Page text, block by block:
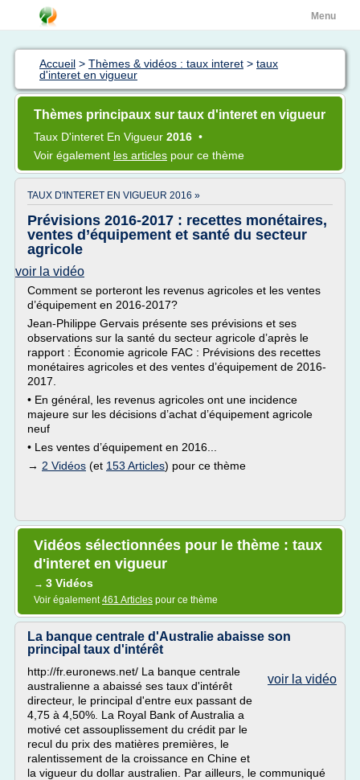
Menu
Accueil > Thèmes & vidéos : taux interet > taux
d'interet en vigueur
Thèmes principaux sur taux d'interet en vigueur
Taux D'interet En Vigueur 2016 •
Voir également les articles pour ce thème
TAUX D'INTERET EN VIGUEUR 2016 »
Prévisions 2016-2017 : recettes monétaires,
ventes d’équipement et santé du secteur
agricole
voir la vidéo
Comment se porteront les revenus agricoles et les ventes
d’équipement en 2016-2017?
Jean-Philippe Gervais présente ses prévisions et ses
observations sur la santé du secteur agricole d’après le
rapport : Économie agricole FAC : Prévisions des recettes
monétaires agricoles et des ventes d’équipement de 2016-
2017.
• En général, les revenus agricoles ont une incidence
majeure sur les décisions d’achat d’équipement agricole
neuf
• Les ventes d’équipement en 2016...
→ 2 Vidéos (et 153 Articles) pour ce thème
Vidéos sélectionnées pour le thème : taux
d'interet en vigueur
→ 3 Vidéos
Voir également461 Articles pour ce thème
La banque centrale d'Australie abaisse son
principal taux d'intérêt
voir la vidéo
http://fr.euronews.net/ La banque centrale
australienne a abaissé ses taux d'intérêt
directeur, le principal d'entre eux passant de
4,75 à 4,50%. La Royal Bank of Australia a
motivé cet assouplissement du crédit par le
recul du prix des matières premières, le
ralentissement de la croissance en Chine et
la vigueur du dollar australien. Par ailleurs, le communiqué